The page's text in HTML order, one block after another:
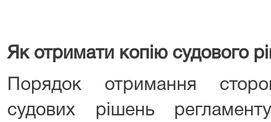
Як отримати копію судового
Порядок отримання
судових рішень